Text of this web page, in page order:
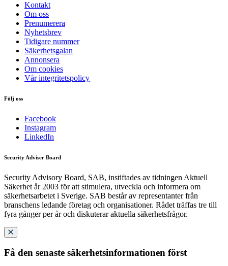
Kontakt
Om oss
Prenumerera
Nyhetsbrev
Tidigare nummer
Säkerhetsgalan
Annonsera
Om cookies
Vår integritetspolicy
Följ oss
Facebook
Instagram
LinkedIn
Security Adviser Board
Security Advisory Board, SAB, instiftades av tidningen Aktuell
Säkerhet år 2003 för att stimulera, utveckla och informera om
säkerhetsarbetet i Sverige. SAB består av representanter från
branschens ledande företag och organisationer. Rådet träffas tre till
fyra gånger per år och diskuterar aktuella säkerhetsfrågor.
Få den senaste säkerhetsinformationen först